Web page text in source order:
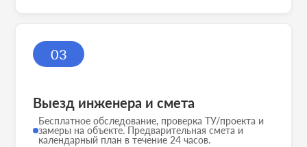
03
Выезд инженера и смета
Бесплатное обследование, проверка ТУ/проекта и
замеры на объекте. Предварительная смета и
календарный план в течение 24 часов.